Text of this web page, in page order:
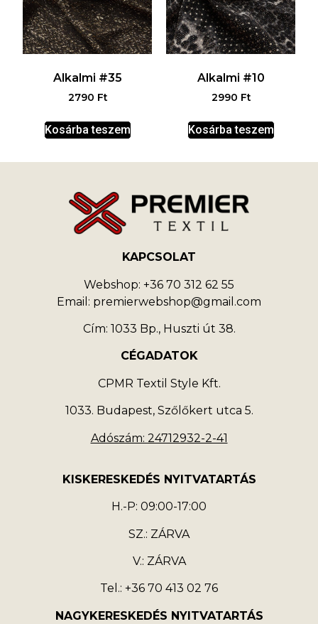
Alkalmi #35
2790 Ft
Kosárba teszem
Alkalmi #10
2990 Ft
Kosárba teszem
KAPCSOLAT
Webshop: +36 70 312 62 55
Email: premierwebshop@gmail.com
Cím: 1033 Bp., Huszti út 38.
CÉGADATOK
CPMR Textil Style Kft.
1033. Budapest, Szőlőkert utca 5.
Adószám: 24712932-2-41
KISKERESKEDÉS NYITVATARTÁS
H.-P: 09:00-17:00
SZ.: ZÁRVA
V.: ZÁRVA
Tel.: +36 70 413 02 76
NAGYKERESKEDÉS NYITVATARTÁS